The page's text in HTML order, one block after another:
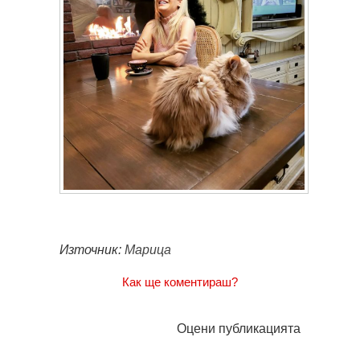
Източник: Марица
Как ще коментираш?
Оцени публикацията